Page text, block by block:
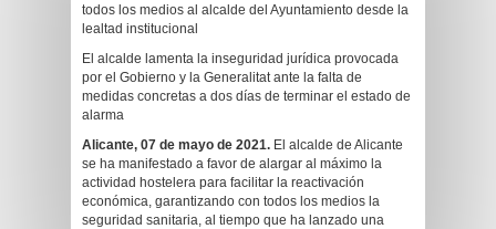
todos los medios al alcalde del Ayuntamiento desde la
lealtad institucional
El alcalde lamenta la inseguridad jurídica provocada
por el Gobierno y la Generalitat ante la falta de
medidas concretas a dos días de terminar el estado de
alarma
Alicante, 07 de mayo de 2021. El alcalde de Alicante
se ha manifestado a favor de alargar al máximo la
actividad hostelera para facilitar la reactivación
económica, garantizando con todos los medios la
seguridad sanitaria, al tiempo que ha lanzado una